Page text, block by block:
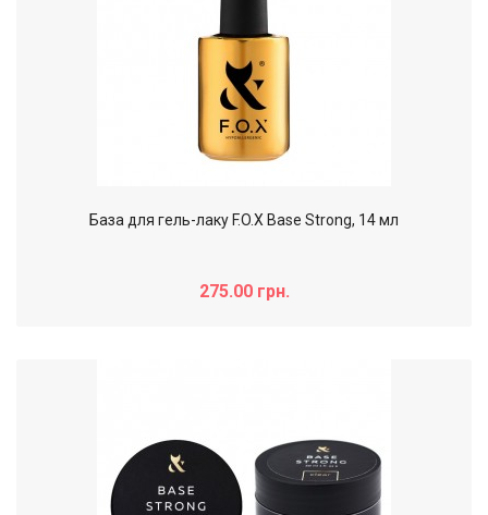
База для гель-лаку F.O.X Base Strong, 14 мл
275.00 грн.